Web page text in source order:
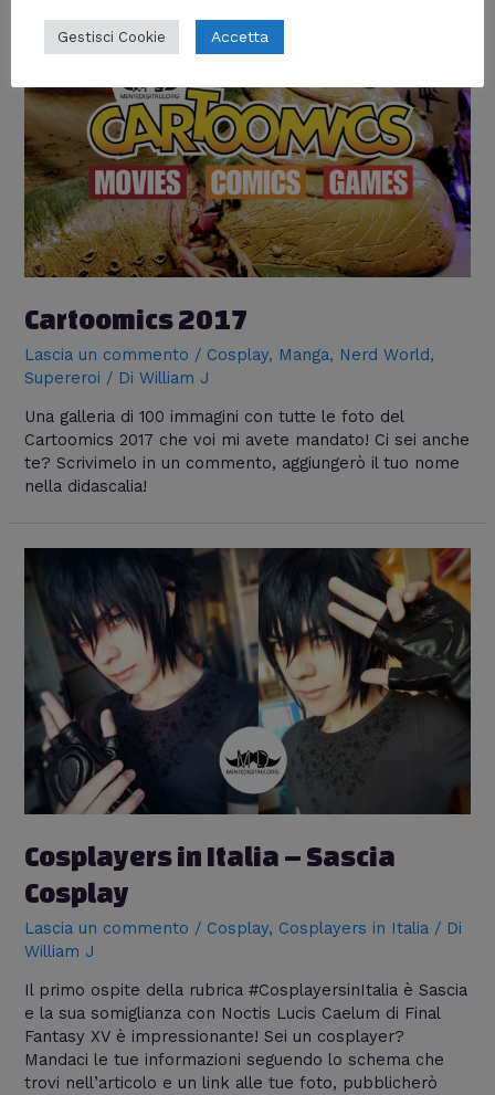
Cartoomics 2017
Lascia un commento / Cosplay, Manga, Nerd World,
Supereroi / DiWilliam J
Una galleria di 100 immagini con tutte le foto del
Cartoomics 2017 che voi mi avete mandato! Ci sei anche
te? Scrivimelo in un commento, aggiungerò il tuo nome
nella didascalia!
Cosplayers in Italia – Sascia
Cosplay
Lascia un commento / Cosplay, Cosplayers in Italia / Di
William J
Il primo ospite della rubrica #CosplayersinItalia è Sascia
e la sua somiglianza con Noctis Lucis Caelum di Final
Fantasy XV è impressionante! Sei un cosplayer?
Mandaci le tue informazioni seguendo lo schema che
trovi nell’articolo e un link alle tue foto, pubblicherò
Gestisci Cookie Accetta